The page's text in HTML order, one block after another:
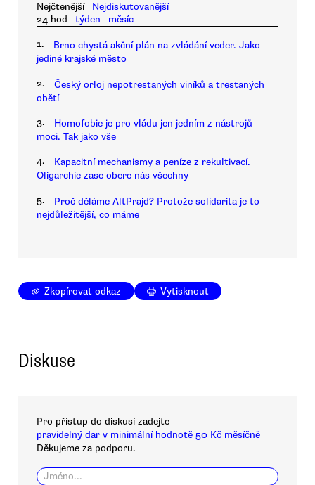
Nejčtenější
Nejdiskutovanější
24 hod
týden měsíc
1.
Brno chystá akční plán na zvládání veder. Jako
jediné krajské město
2.
Český orloj nepotrestaných viníků a trestaných
obětí
3.
Homofobie je pro vládu jen jedním z nástrojů
moci. Tak jako vše
4.
Kapacitní mechanismy a peníze z rekultivací.
Oligarchie zase obere nás všechny
5.
Proč děláme AltPrajd? Protože solidarita je to
nejdůležitější, co máme
Zkopírovat odkaz Vytisknout
Diskuse
Pro přístup do diskusí zadejte
pravidelný dar v minimální hodnotě 50 Kč měsíčně
Děkujeme za podporu.